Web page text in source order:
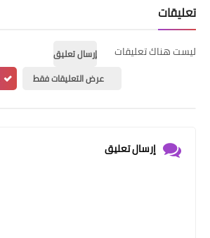
تعليقات
ليست هناك تعليقات
إرسال تعليق
عرض التعليقات فقط
إرسال تعليق